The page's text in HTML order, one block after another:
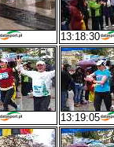
13:18:30
13:19:05